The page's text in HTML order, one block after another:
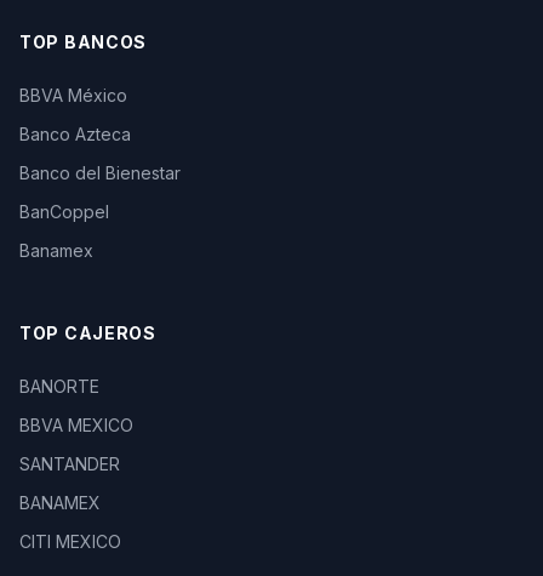
TOP BANCOS
BBVA México
Banco Azteca
Banco del Bienestar
BanCoppel
Banamex
TOP CAJEROS
BANORTE
BBVA MEXICO
SANTANDER
BANAMEX
CITI MEXICO